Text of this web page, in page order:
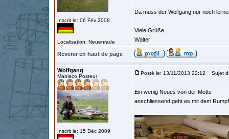
Inscrit le: 06 Fév 2008
Localisation: Neuenrade
Da muss der Wolfgang nur noch
Viele Grüße
Walter
Revenir en haut de page
Wolfgang
Maniaco Posteur
Inscrit le: 15 Déc 2009
Posté le: 13/11/2013 22:12 Sujet
Ein wenig Neues von der Motte
anschliessend geht es mit dem